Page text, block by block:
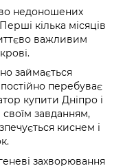
недоношених
кілька місяців
важливим
займається
перебуває
купити Дніпро і
своїм завданням,
киснем і
захворювання